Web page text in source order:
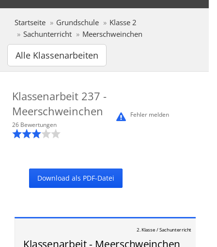
Startseite Grundschule
Klasse 2
Sachunterricht
Meerschweinchen
Alle Klassenarbeiten
Klassenarbeit 237 -
Meerschweinchen
Fehler melden
26 Bewertungen
Download als PDF-Datei
2. Klasse / Sachunterricht
Klassenarbeit - Meerschweinchen